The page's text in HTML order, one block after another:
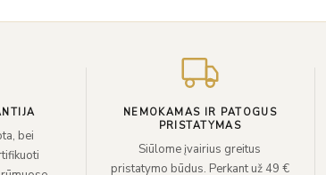
bei
NEMOKAMAS IR PATOGUS
PRISTATYMAS
Siūlome įvairius greitus
pristatymo būdus. Perkant už 49 €